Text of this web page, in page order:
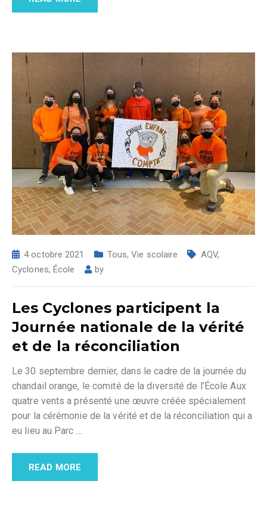
4 octobre 2021 Tous,Vie scolaire AQV,
Cyclones,École by
Les Cyclones participent la
Journée nationale de la vérité
et de la réconciliation
Le 30 septembre dernier, dans le cadre de la journée du
chandail orange, le comité de la diversité de l’École Aux
quatre vents a présenté une œuvre créée spécialement
pour la cérémonie de la vérité et de la réconciliation qui a
eu lieu au Parc …
READ MORE